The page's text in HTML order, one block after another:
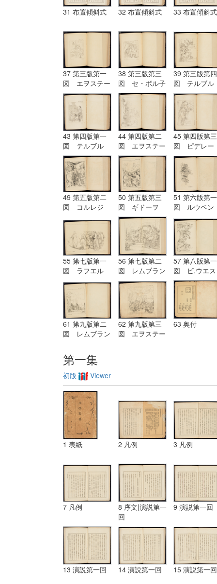
31 布置傾斜式 32 布置傾斜式 33 布置傾斜式
37 第三版第一
図 エヲステー
ド Aostade
38 第三版第三
図 セ・ボル子
ツト I.Burnet
39 第三版第四
図 テルブル
グ terburg
43 第四版第一
図 テルブル
グ Terburg
44 第四版第二
図 エヲステー
ド Aostade
45 第四版第三
図 ピデレー
ル PDeLwer
49 第五版第二
図 コルレジ
50 第五版第三
図 ギドーヲ
Guido
51 第六版第一
図 ルウベン
ス Reubens
55 第七版第一
図 ラフエル
Raffaelle
56 第七版第二
図 レムブラン
ド Rembrandt
57 第八版第一
図 ビ.ウエス
ト B.West
61 第九版第二
図 レムブラン
62 第九版第三
図 エヲステー
63 奥付
第一集
初版 Viewer
1 表紙 2 凡例 3 凡例
7 凡例
8 序文|演説第一
回
9 演説第一回
13 演説第一回 14 演説第一回 15 演説第一回